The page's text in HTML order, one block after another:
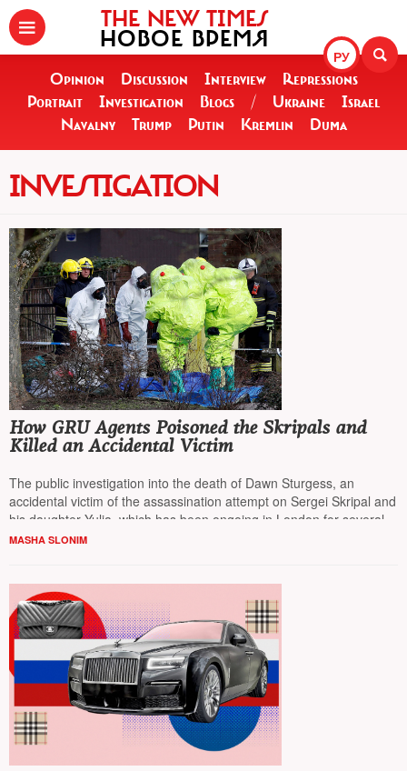
РУ
THE NEW TIMES
НОВОЕ ВРЕМЯ
Opinion Discussion Interview
Repressions
Portrait
Investigation Blogs / Ukraine
Israel
Navalny
Trump Putin Kremlin Duma
INVESTIGATION
How GRU Agents Poisoned the Skripals and
Killed an Accidental Victim
The public investigation into the death of Dawn Sturgess, an
accidental victim of the assassination attempt on Sergei Skripal and
his daughter Yulia, which has been ongoing in London for several
months, has shed new light on the events in Salisbury in March
MASHA SLONIM